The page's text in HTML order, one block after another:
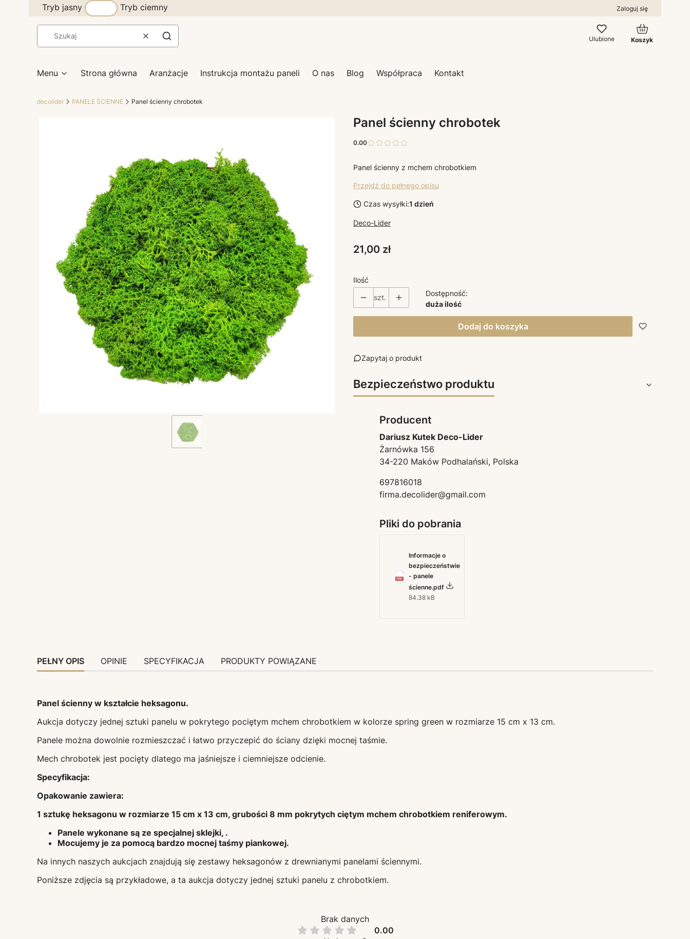
Tryb jasny Tryb ciemny Zaloguj się
WyczyśćSzukaj Ulubione
Produkty w
Koszyk
Menu Strona główna Aranżacje Instrukcja montażu paneli O nas Blog Współpraca Kontakt
decolider PANELE ŚCIENNE Panel ścienny chrobotek
Panel ścienny chrobotek
0.00
Panel ścienny z mchem chrobotkiem
Przejdź do pełnego opisu
Czas wysyłki:1 dzień
Deco-Lider
Cena
21,00 zł
Ilość
szt.
Dostępność:
duża ilość
Dodaj do koszyka
Zapytaj o produkt
Bezpieczeństwo produktu
Producent
Dariusz Kutek Deco-Lider
Żarnówka 156
34-220 Maków Podhalański, Polska
697816018
firma.decolider@gmail.com
Pliki do pobrania
Informacje o
bezpieczeństwie
- panele
ścienne.pdf
84.38 kB
PEŁNY OPIS OPINIE SPECYFIKACJA PRODUKTY POWIĄZANE
Panel ścienny w kształcie heksagonu.
Aukcja dotyczy jednej sztuki panelu w pokrytego pociętym mchem chrobotkiem w kolorze spring green w rozmiarze 15 cm x 13 cm.
Panele można dowolnie rozmieszczać i łatwo przyczepić do ściany dzięki mocnej taśmie.
Mech chrobotek jest pocięty dlatego ma jaśniejsze i ciemniejsze odcienie.
Specyfikacja:
Opakowanie zawiera:
1 sztukę heksagonu w rozmiarze 15 cm x 13 cm, grubości 8 mm pokrytych ciętym mchem chrobotkiem reniferowym.
Panele wykonane są ze specjalnej sklejki, .
Mocujemy je za pomocą bardzo mocnej taśmy piankowej.
Na innych naszych aukcjach znajdują się zestawy heksagonów z drewnianymi panelami ściennymi.
Poniższe zdjęcia są przykładowe, a ta aukcja dotyczy jednej sztuki panelu z chrobotkiem.
Brak danych
0.00